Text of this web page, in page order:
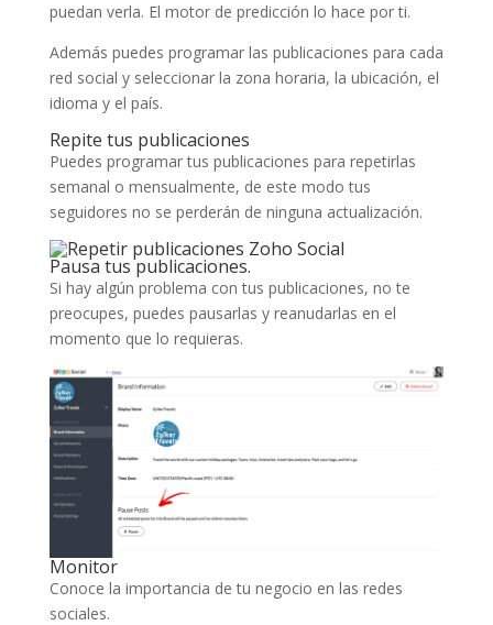
puedan verla. El motor de predicción lo hace por ti.
Además puedes programar las publicaciones para cada
red social y seleccionar la zona horaria, la ubicación, el
idioma y el país.
Repite tus publicaciones
Puedes programar tus publicaciones para repetirlas
semanal o mensualmente, de este modo tus
seguidores no se perderán de ninguna actualización.
Pausa tus publicaciones.
Si hay algún problema con tus publicaciones, no te
preocupes, puedes pausarlas y reanudarlas en el
momento que lo requieras.
Monitor
Conoce la importancia de tu negocio en las redes
sociales.